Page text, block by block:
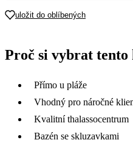
uložit do oblíbených
Proč si vybrat tento
Přímo u pláže
Vhodný pro náročné
Kvalitní thalassocentrum
Bazén se skluzavkami